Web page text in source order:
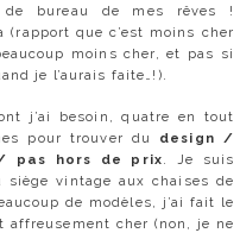
bureau de mes rêves !
que c’est moins cher
moins cher, et pas si
je l’aurais faite…!).
j’ai besoin, quatre en tout
pour trouver du design /
pas hors de prix. Je suis
vintage aux chaises de
de modèles, j’ai fait le
affreusement cher (non, je ne